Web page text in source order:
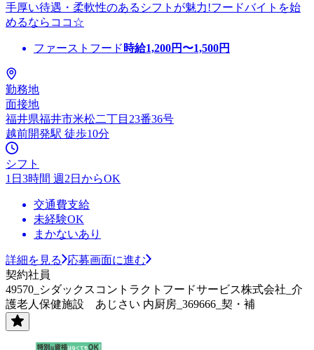
手厚い待遇・柔軟性のあるシフトが魅力!フードバイトを始
めるならココ☆
ファーストフード 時給1,200円〜1,500円
勤務地
面接地
福井県福井市米松二丁目23番36号
越前開発駅 徒歩10分
シフト
1日3時間 週2日からOK
交通費支給
未経験OK
まかないあり
詳細を見る
応募画面に進む
契約社員
49570_シダックスコントラクトフードサービス株式会社_介
護老人保健施設 あじさい 内厨房_369666_契・補